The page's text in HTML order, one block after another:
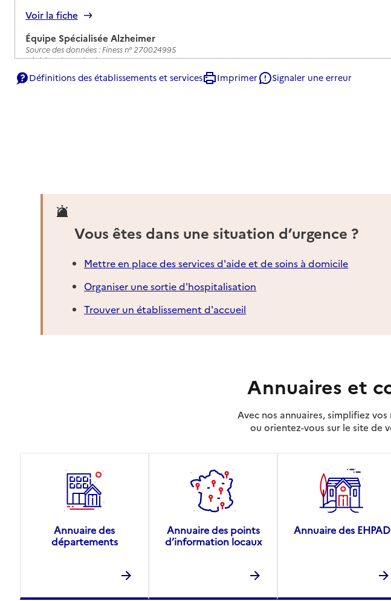
Voir la fiche
Équipe Spécialisée Alzheimer
Source des données : Finess n° 270024995
Mis à jour le : 08/08/2026
Définitions des établissements et services Imprimer Signaler une erreur
Vous êtes dans une situation d’urgence ?
Mettre en place des services d'aide et de soins à domicile
Organiser une sortie d'hospitalisation
Trouver un établissement d'accueil
Annuaires et
Avec nos annuaires, simplifiez
ou orientez-vous sur le site de
Annuaire des
départements
Annuaire des points
d’information locaux
Annuaire des EHPAD